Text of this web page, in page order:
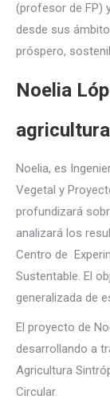
(profesor de FP)
desde sus
próspero,
Noelia
Noelia, es
Vegetal y
profundizará
analizará los
Centro de
Sustentable. El
generalizada de
El proyecto de
desarrollando a
Agricultura
Circular.